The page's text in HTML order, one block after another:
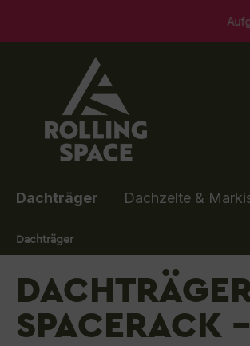
Zur Hauptnavigation springen
Aufgrund von
Dachträger Dachzelte &
Dachträger
SPACERACK